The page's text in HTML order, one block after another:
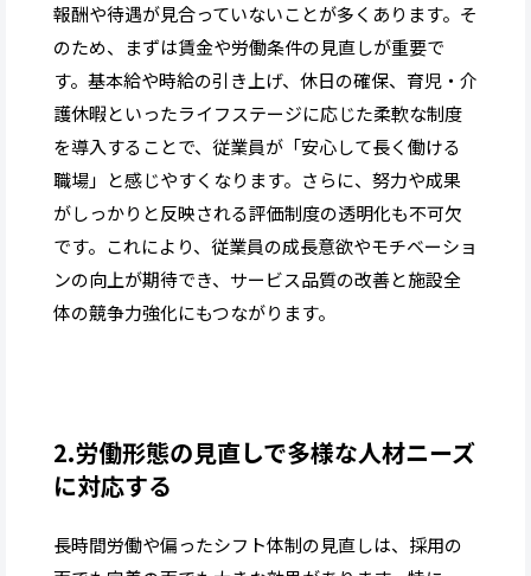
報酬や待遇が見合っていないことが多くあります。そ
のため、まずは賃金や労働条件の見直しが重要で
す。基本給や時給の引き上げ、休日の確保、育児・介
護休暇といったライフステージに応じた柔軟な制度
を導入することで、従業員が「安心して長く働ける
職場」と感じやすくなります。さらに、努力や成果
がしっかりと反映される評価制度の透明化も不可欠
です。これにより、従業員の成長意欲やモチベーショ
ンの向上が期待でき、サービス品質の改善と施設全
体の競争力強化にもつながります。
2.労働形態の見直しで多様な人材ニーズ
に対応する
長時間労働や偏ったシフト体制の見直しは、採用の